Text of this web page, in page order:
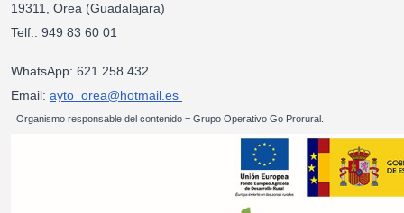
19311, Orea (Guadalajara)
Telf.: 949 83 60 01
WhatsApp: 621 258 432
Email: ayto_orea@hotmail.es
Organismo responsable del contenido = Grupo Operativo Go Prorural.